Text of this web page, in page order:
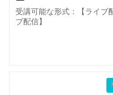
受講可能な形式：【ライブ
ブ配信】